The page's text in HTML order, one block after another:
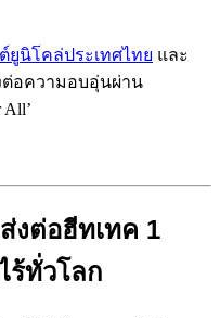
ยูนิโคล่ประเทศไทย และ
ต่อความอบอุ่นผ่าน
งต่อฮีทเทค 1
ร้ทั่วโลก